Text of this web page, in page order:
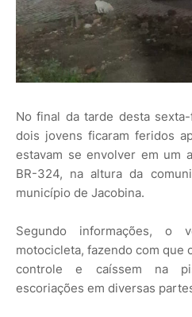
No final da tarde desta
dois jovens ficaram feridos
estavam se envolver em um
BR-324, na altura da
município de Jacobina.
Segundo informações, o
motocicleta, fazendo com que
controle e caíssem na
escoriações em diversas